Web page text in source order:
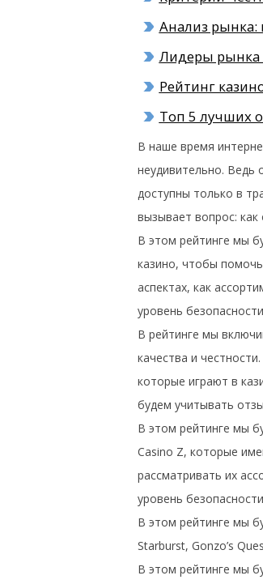
Анализ рынка:
Лидеры рынка
Рейтинг
Топ 5 лучших
В наше время
неудивительно. Ведь
доступны только в
вызывает вопрос: как
В этом рейтинге мы
казино, чтобы
аспектах, как
уровень
В рейтинге мы
качества и
которые играют в
будем учитывать
В этом рейтинге мы
Casino Z, которые
рассматривать их
уровень
В этом рейтинге мы
Starburst, Gonzo’s
В этом рейтинге мы